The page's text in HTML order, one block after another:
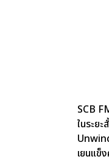
SCB
ในระย
เยนแข็ง